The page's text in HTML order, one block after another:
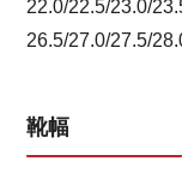
22.0/22.5/23.0/
26.5/27.0/27.5/
靴幅